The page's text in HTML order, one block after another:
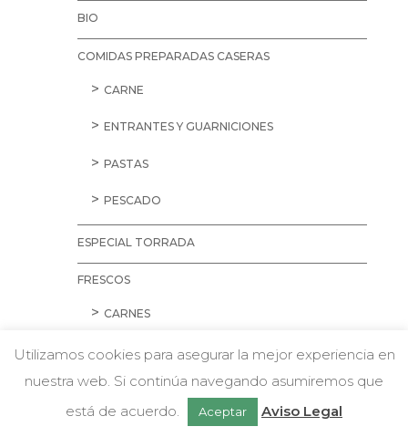
BIO
COMIDAS PREPARADAS CASERAS
CARNE
ENTRANTES Y GUARNICIONES
PASTAS
PESCADO
ESPECIAL TORRADA
FRESCOS
CARNES
CARNE PICADA
w Chatea con nosotros
Utilizamos cookies para asegurar la mejor experiencia en
nuestra web. Si continúa navegando asumiremos que
está de acuerdo.
Aceptar Aviso Legal